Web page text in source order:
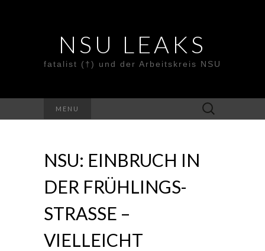
NSU LEAKS
fatalist (†) und der Arbeitskreis NSU
MENU
Suche
nach:
NSU: EINBRUCH IN
DER FRÜHLINGS­
STRASSE – V
IELLEICHT